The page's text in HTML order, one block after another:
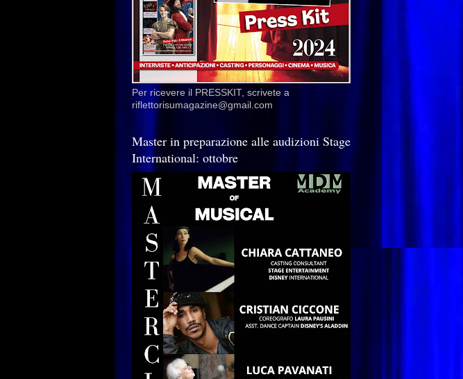
Per ricevere il PRESSKIT, scrivete a
riflettorisumagazine@gmail.com
Master in preparazione alle audizioni Stage
International: ottobre